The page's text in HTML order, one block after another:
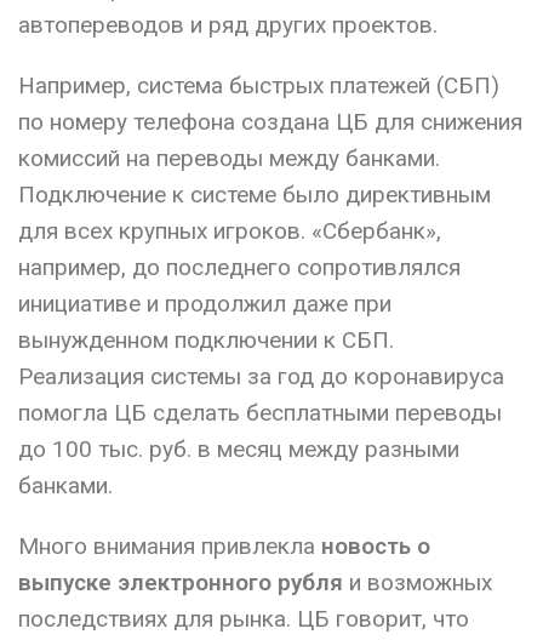
автопереводов и ряд других проектов.
Например, система быстрых платежей (СБП)
по номеру телефона создана ЦБ для снижения
комиссий на переводы между банками.
Подключение к системе было директивным
для всех крупных игроков. «Сбербанк»,
например, до последнего сопротивлялся
инициативе и продолжил даже при
вынужденном подключении к СБП.
Реализация системы за год до коронавируса
помогла ЦБ сделать бесплатными переводы
до 100 тыс. руб. в месяц между разными
банками.
Много внимания привлекла новость о
выпуске электронного рубля и возможных
последствиях для рынка. ЦБ говорит, что